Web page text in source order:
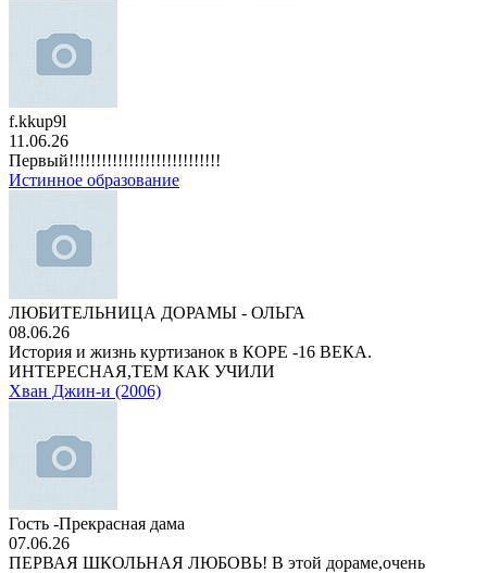
f.kkup9l
11.06.26
Первый!!!!!!!!!!!!!!!!!!!!!!!!!!!!
Истинное образование
ЛЮБИТЕЛЬНИЦА ДОРАМЫ - ОЛЬГА
08.06.26
История и жизнь куртизанок в КОРЕ -16 ВЕКА.
ИНТЕРЕСНАЯ,ТЕМ КАК УЧИЛИ
Хван Джин-и (2006)
Гость -Прекрасная дама
07.06.26
ПЕРВАЯ ШКОЛЬНАЯ ЛЮБОВЬ! В этой дораме,очень